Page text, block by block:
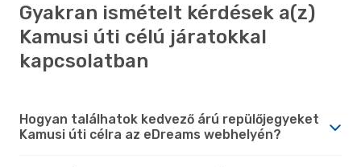
Gyakran ismételt kérdések a(z)
Kamusi úti célú járatokkal
kapcsolatban
Hogyan találhatok kedvező árú repülőjegyeket
Kamusi úti célra az eDreams webhelyén?